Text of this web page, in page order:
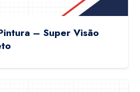
– Super Visão